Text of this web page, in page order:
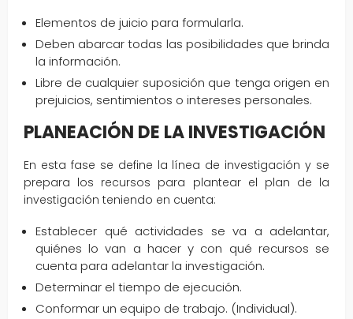
Elementos de juicio para formularla.
Deben abarcar todas las posibilidades que brinda
la información.
Libre de cualquier suposición que tenga origen en
prejuicios, sentimientos o intereses personales.
PLANEACIÓN DE LA INVESTIGACIÓN
En esta fase se define la línea de investigación y se
prepara los recursos para plantear el plan de la
investigación teniendo en cuenta:
Establecer qué actividades se va a adelantar,
quiénes lo van a hacer y con qué recursos se
cuenta para adelantar la investigación.
Determinar el tiempo de ejecución.
Conformar un equipo de trabajo. (Individual).